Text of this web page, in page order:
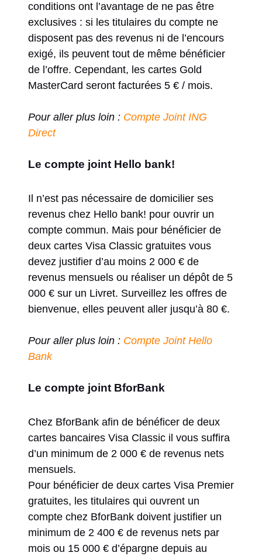
conditions ont l’avantage de ne pas être
exclusives : si les titulaires du compte ne
disposent pas des revenus ni de l’encours
exigé, ils peuvent tout de même bénéficier
de l’offre. Cependant, les cartes Gold
MasterCard seront facturées 5 € / mois.
Pour aller plus loin : Compte Joint ING
Direct
Le compte joint Hello bank!
Il n’est pas nécessaire de domicilier ses
revenus chez Hello bank! pour ouvrir un
compte commun. Mais pour bénéficier de
deux cartes Visa Classic gratuites vous
devez justifier d’au moins 2 000 € de
revenus mensuels ou réaliser un dépôt de 5
000 € sur un Livret. Surveillez les offres de
bienvenue, elles peuvent aller jusqu’à 80 €.
Pour aller plus loin : Compte Joint Hello
Bank
Le compte joint BforBank
Chez BforBank afin de bénéficer de deux
cartes bancaires Visa Classic il vous suffira
d’un minimum de 2 000 € de revenus nets
mensuels.
Pour bénéficier de deux cartes Visa Premier
gratuites, les titulaires qui ouvrent un
compte chez BforBank doivent justifier un
minimum de 2 400 € de revenus nets par
mois ou 15 000 € d’épargne depuis au